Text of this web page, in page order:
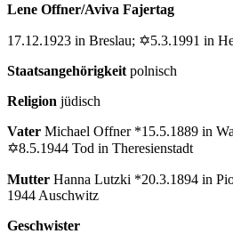
Aviva
Lene Offner/Aviva Fajertag
17.12.1923 in Breslau; ✡5.3.1991 in
Staatsangehörigkeit polnisch
Religion jüdisch
Vater Michael Offner *15.5.1889 in
✡8.5.1944 Tod in Theresienstadt
Mutter Hanna Lutzki *20.3.1894 in
1944 Auschwitz
Geschwister